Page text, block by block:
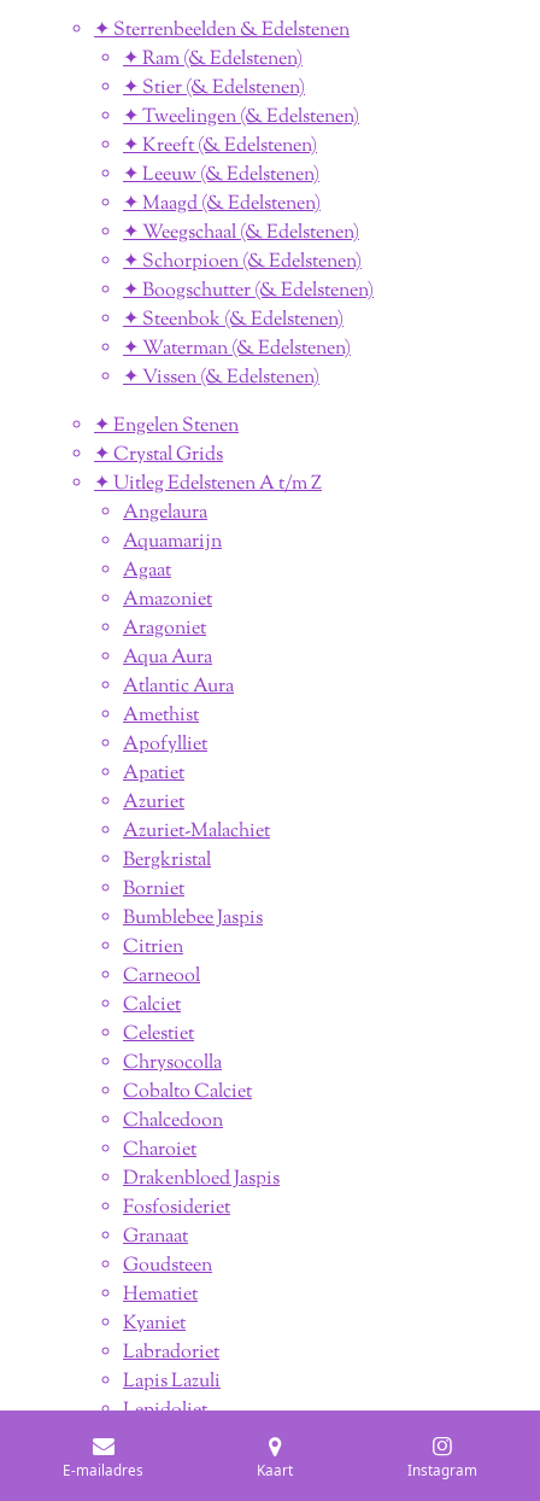
✦ Sterrenbeelden & Edelstenen
✦ Ram (& Edelstenen)
✦ Stier (& Edelstenen)
✦ Tweelingen (& Edelstenen)
✦ Kreeft (& Edelstenen)
✦ Leeuw (& Edelstenen)
✦ Maagd (& Edelstenen)
✦ Weegschaal (& Edelstenen)
✦ Schorpioen (& Edelstenen)
✦ Boogschutter (& Edelstenen)
✦ Steenbok (& Edelstenen)
✦ Waterman (& Edelstenen)
✦ Vissen (& Edelstenen)
✦ Engelen Stenen
✦ Crystal Grids
✦ Uitleg Edelstenen A t/m Z
Angelaura
Aquamarijn
Agaat
Amazoniet
Aragoniet
Aqua Aura
Atlantic Aura
Amethist
Apofylliet
Apatiet
Azuriet
Azuriet-Malachiet
Bergkristal
Borniet
Bumblebee Jaspis
Citrien
Carneool
Calciet
Celestiet
Chrysocolla
Cobalto Calciet
Chalcedoon
Charoiet
Drakenbloed Jaspis
Fosfosideriet
Granaat
Goudsteen
Hematiet
Kyaniet
Labradoriet
Lapis Lazuli
Lepidoliet
Maansteen (Regenboog)
Malachiet
E-mailadres Kaart Instagram